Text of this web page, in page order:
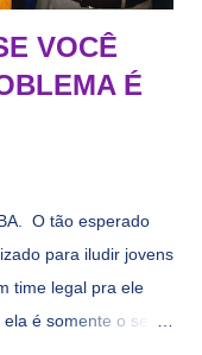
VOCÊ
É
O tão esperado
para iludir jovens
time legal pra ele
é somente o seu